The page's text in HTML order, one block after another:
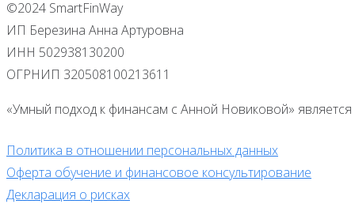
©2024 SmartFinWay
ИП Березина Анна Артуровна
ИНН 502938130200
ОГРНИП 320508100213611
«Умный подход к финансам с Анной Новиковой»
Политика в отношении персональных данных
Оферта обучение и финансовое консультирование
Декларация о рисках